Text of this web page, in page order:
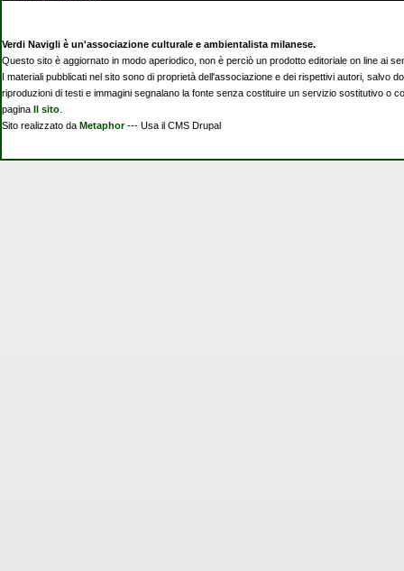
Verdi Navigli è un'associazione culturale e ambientalista milanese.
Questo sito è aggiornato in modo aperiodico, non è perciò un prodotto editoriale on line ai
I materiali pubblicati nel sito sono di proprietà dell'associazione e dei rispettivi autori, salvo
riproduzioni di testi e immagini segnalano la fonte senza costituire un servizio sostitutivo o
pagina Il sito
Sito realizzato da Metaphor--- Usa il CMS Drupal